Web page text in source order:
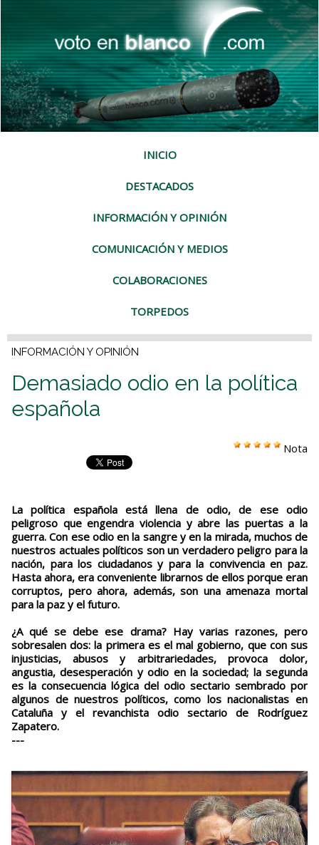
INICIO
DESTACADOS
INFORMACIÓN Y OPINIÓN
COMUNICACIÓN Y MEDIOS
COLABORACIONES
TORPEDOS
INFORMACIÓN Y OPINIÓN
Demasiado odio en la política
española
Nota
La política española está llena de odio, de ese odio
peligroso que engendra violencia y abre las puertas a la
guerra. Con ese odio en la sangre y en la mirada, muchos de
nuestros actuales políticos son un verdadero peligro para la
nación, para los ciudadanos y para la convivencia en paz.
Hasta ahora, era conveniente librarnos de ellos porque eran
corruptos, pero ahora, además, son una amenaza mortal
para la paz y el futuro.
¿A qué se debe ese drama? Hay varias razones, pero
sobresalen dos: la primera es el mal gobierno, que con sus
injusticias, abusos y arbitrariedades, provoca dolor,
angustia, desesperación y odio en la sociedad; la segunda
es la consecuencia lógica del odio sectario sembrado por
algunos de nuestros políticos, como los nacionalistas en
Cataluña y el revanchista odio sectario de Rodríguez
Zapatero.
---